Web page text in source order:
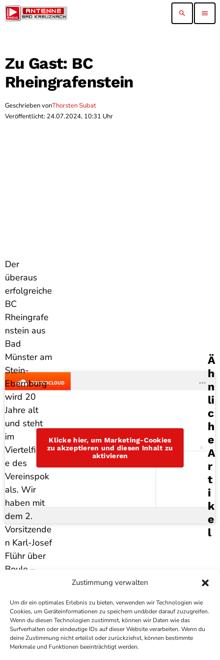
Zustimmung verwalten
Um dir ein optimales Erlebnis zu bieten, verwenden wir Technologien wie
Cookies, um Geräteinformationen zu speichern und/oder darauf zuzugreifen.
Wenn du diesen Technologien zustimmst, können wir Daten wie das
Surfverhalten oder eindeutige IDs auf dieser Website verarbeiten. Wenn du
deine Zustimmung nicht erteilst oder zurückziehst, können bestimmte
Merkmale und Funktionen beeinträchtigt werden.
search menu
Zu Gast: BC
Rheingrafenstein
Geschrieben vonThorsten Subat
Veröffentlicht: 24.07.2024, 10:31 Uhr
Der
überaus
erfolgreiche
BC
Rheingrafe
nstein aus
Bad
Münster am
Stein-
Ebernburg
wird 20
Jahre alt
und steht
im
Viertelfinal
e des
Vereinspok
als. Wir
haben mit
dem 2.
Vorsitzende
n Karl-Josef
Flühr über
Boule –
gesprochen
Antenne Bad Kreuznach
Ä
H
N
Li
C
H
E
A
R
T
I
K
E
L
Klicke hier, um Marketing-Cookies
zu akzeptieren und diesen Inhalt zu
aktivieren
COPYRIGHTANTENNE BAD KREUZNACH